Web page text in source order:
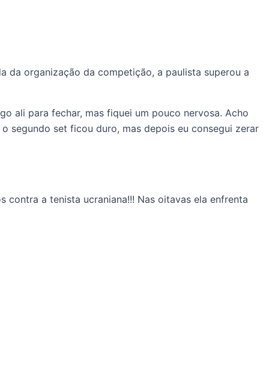
da organização da competição, a paulista superou a
ali para fechar, mas fiquei um pouco nervosa. Acho
segundo set ficou duro, mas depois eu consegui zerar
a tenista ucraniana!!! Nas oitavas ela enfrenta